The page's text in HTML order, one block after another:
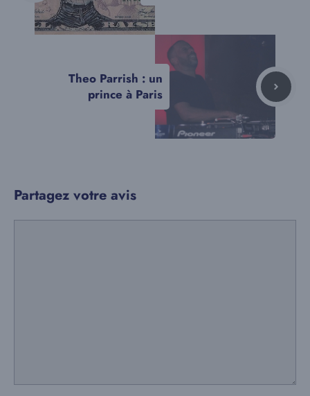
Theo Parrish : un
prince à Paris
Partagez votre avis